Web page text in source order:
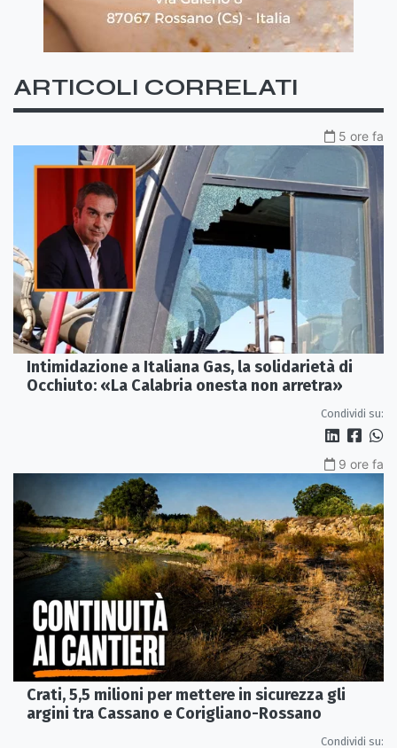
ARTICOLI CORRELATI
5 ore fa
Intimidazione a Italiana Gas, la solidarietà di
Occhiuto: «La Calabria onesta non arretra»
Condividi su:
9 ore fa
Crati, 5,5 milioni per mettere in sicurezza gli
argini tra Cassano e Corigliano-Rossano
Condividi su: